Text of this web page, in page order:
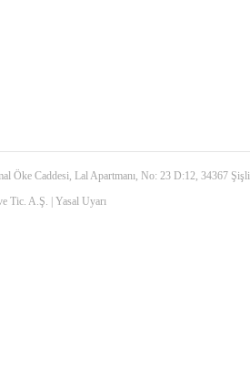
Öke Caddesi, Lal Apartmanı, No: 23 D:12, 34367
Tic. A.Ş. | Yasal Uyarı